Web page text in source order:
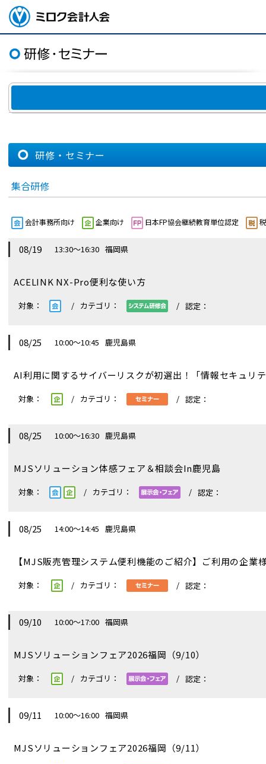
ミロク会計人会 MIROKU
ACCOUNTING PERSON
ASSOCIATION
研修・セミナー
集合研修
会計事務所向け 企業向け 日本FP協会継続教育単位認定
08/19 13:30～16:30 福岡県
ACELINK NX-Pro便利な使い方
08/25 10:00～10:45 鹿児島県
AI利用に関するサイバーリスクが初選出！「情報セキュリ
08/25 10:00～16:30 鹿児島県
MJSソリューション体感フェア＆相談会In鹿児島
08/25 14:00～14:45 鹿児島県
【MJS販売管理システム便利機能のご紹介】ご利用の企
09/10 10:00～17:00 福岡県
MJSソリューションフェア2026福岡（9/10）
09/11 10:00～16:00 福岡県
MJSソリューションフェア2026福岡（9/11）